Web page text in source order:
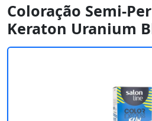
Coloração Semi-
Keraton Uranium